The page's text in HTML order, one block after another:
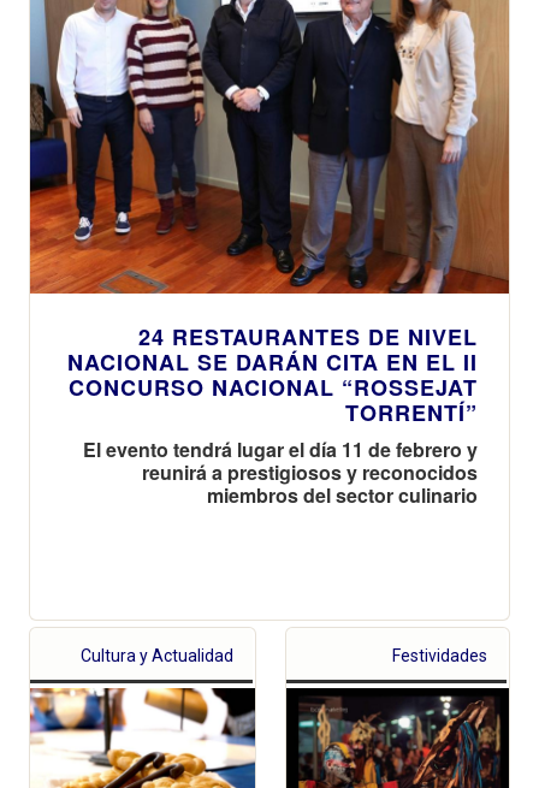
24 RESTAURANTES DE NIVEL
NACIONAL SE DARÁN CITA EN EL II
CONCURSO NACIONAL “ROSSEJAT
TORRENTÍ”
El evento tendrá lugar el día 11 de febrero y
reunirá a prestigiosos y reconocidos
miembros del sector culinario
Cultura y Actualidad Festividades